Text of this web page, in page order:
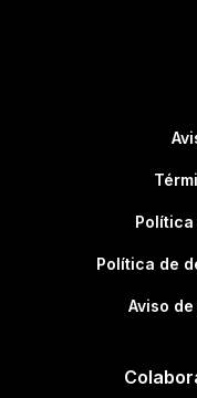
Política de
Aviso